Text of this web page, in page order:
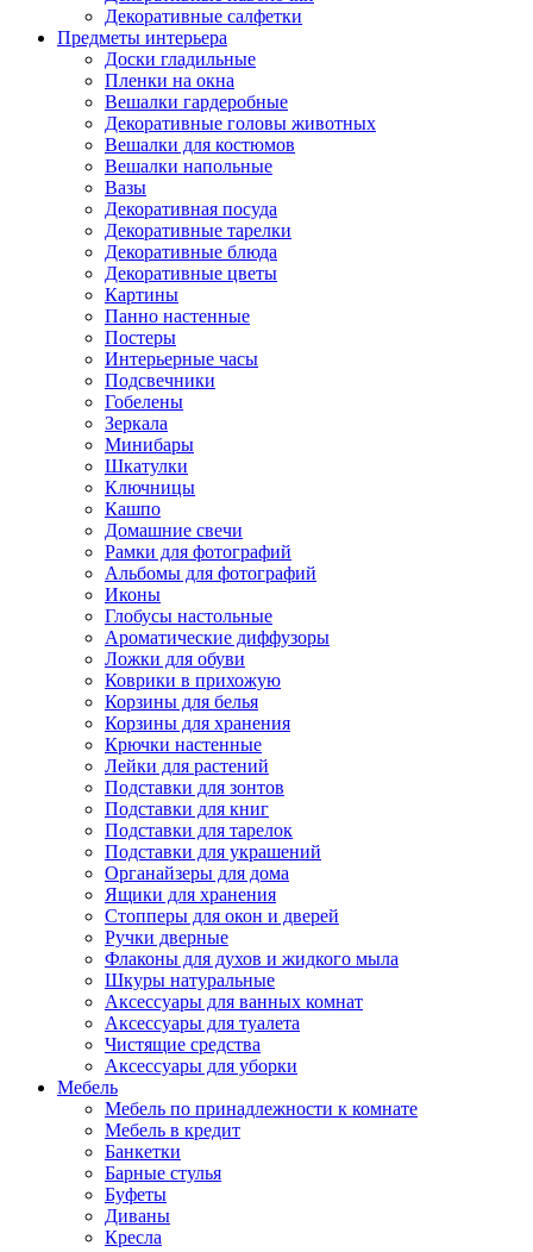
Декоративные салфетки
Предметы интерьера
Доски гладильные
Пленки на окна
Вешалки гардеробные
Декоративные головы животных
Вешалки для костюмов
Вешалки напольные
Вазы
Декоративная посуда
Декоративные тарелки
Декоративные блюда
Декоративные цветы
Картины
Панно настенные
Постеры
Интерьерные часы
Подсвечники
Гобелены
Зеркала
Минибары
Шкатулки
Ключницы
Кашпо
Домашние свечи
Рамки для фотографий
Альбомы для фотографий
Иконы
Глобусы настольные
Ароматические диффузоры
Ложки для обуви
Коврики в прихожую
Корзины для белья
Корзины для хранения
Крючки настенные
Лейки для растений
Подставки для зонтов
Подставки для книг
Подставки для тарелок
Подставки для украшений
Органайзеры для дома
Ящики для хранения
Стопперы для окон и дверей
Ручки дверные
Флаконы для духов и жидкого мыла
Шкуры натуральные
Аксессуары для ванных комнат
Аксессуары для туалета
Чистящие средства
Аксессуары для уборки
Мебель
Мебель по принадлежности к комнате
Мебель в кредит
Банкетки
Барные стулья
Буфеты
Диваны
Кресла